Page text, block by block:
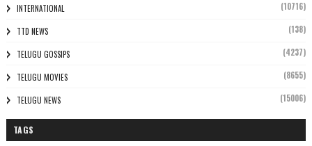
INTERNATIONAL (10716)
TTD NEWS (138)
TELUGU GOSSIPS (4237)
TELUGU MOVIES (8655)
TELUGU NEWS (15006)
TAGS